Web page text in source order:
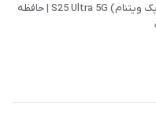
گوشی سامسونگ (پک ویتنام) S25 Ultra 5G | حافظه